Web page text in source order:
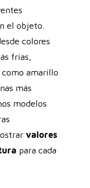
el objeto.
colores
frías,
amarillo
más
modelos
valores
para cada